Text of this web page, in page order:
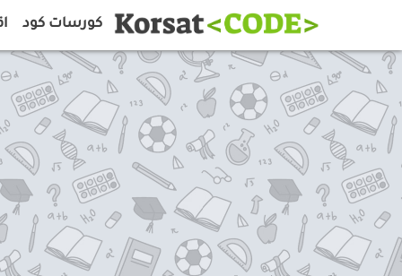
كورسات كود